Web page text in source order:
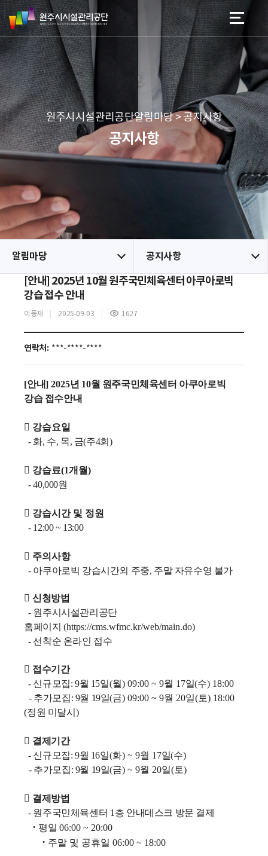
스
킵
네
비
게
이
션
본문 바로가기
메뉴 바로가기
원
주
시
시
설
관
리
공
단 원주시시설관리공단알림마당 > 공지사항
공지사항
알림마당 공지사항
[안내] 2025년 10월 원주국민체육센터 아쿠아로빅
강습 접수 안내
이풍재 2025-09-03
조
1627
연락처: ***-****-****
[안내] 2025년 10월 원주국민체육센터 아쿠아로빅
강습 접수안내
 강습요일
- 화, 수, 목, 금(주4회)
 강습료(1개월)
- 40,000원
 강습시간 및 정원
- 12:00 ~ 13:00
 주의사항
- 아쿠아로빅 강습시간외 주중, 주말 자유수영 불가
 신청방법
- 원주시시설관리공단
홈페이지 (https://cms.wfmc.kr/web/main.do)
- 선착순 온라인 접수
 접수기간
- 신규모집: 9월 15일(월) 09:00 ~ 9월 17일(수) 18:00
- 추가모집: 9월 19일(금) 09:00 ~ 9월 20일(토) 18:00
(정원 미달시 )
 결제기간
- 신규모집: 9월 16일(화)~ 9월 17일(수)
- 추가모집: 9월 19일(금) ~ 9월 20일(토)
 결제방법
- 원주국민체육센터 1 층 안내데스크 방문 결제
· 평일 06:00 ~ 20:00
· 주말 및 공휴일 06:00 ~ 18:00